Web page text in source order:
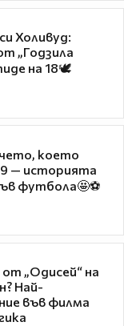
Холивуд:
„Годзила
на 18🕊️
което
— историята
футбола🤩⚽
„Одисей“ на
Най-
във филма